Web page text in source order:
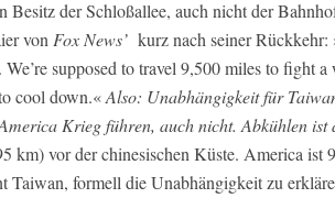
Besitz der Schloßallee, auch nicht der
von Fox News’ kurz nach seiner
supposed to travel 9,500 miles to fight a
cool down.«Also: Unabhängigkeit für
Krieg führen, auch nicht. Abkühlen ist
km) vor der chinesischen Küste. America ist
Taiwan, formell die Unabhängigkeit zu